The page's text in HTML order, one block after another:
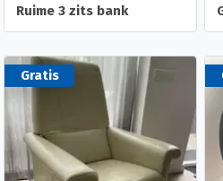
Ruime 3 zits bank
Gratis